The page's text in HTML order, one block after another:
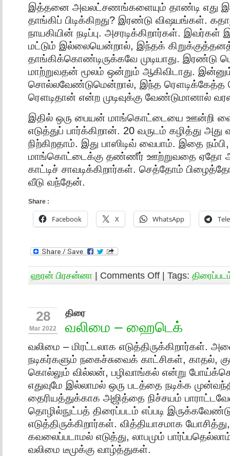
இத்தனை அவலட்சணங்களையும் தாண்டி எது
தாங்கிப் பிடிக்கிறது? இரண்டு விஷயங்கள்.
நாயகியின் நடிப்பு. அசரடிக்கிறார்கள். இவர்கள்
மட்டும் இல்லையென்றால், இந்தக்
தாங்கிக்கொண்டிருக்கவே முடியாது. இரண்டு
மாற்றுவதன் மூலம் ஒன்றும் ஆகிவிடாது.
சொல்லவேண்டுமென்றால், இந்த
ரௌடிதான் என்ற முடிவுக்கு வேண்டுமானால்
இதில் ஒரு பையன் மாங்கொட்டையை ஊன்றி
எடுத்துப் பார்க்கிறான். 20 வருடம் கழித்து அது
நிற்கிறதாம். இது பாஸிடிவ் வைபாம். இதை
மாங்கொட்டைக்கு தண்ணீர் ஊற்றுவதை ஏதோ
காட்டிச் சாவடிக்கிறார்கள். செத்தோம்
வீடு வந்தேன்.
Share :
Facebook X WhatsApp
ஹரன் பிரசன்னா | Comments Off | Tags:
28
Mar 2022
திரை
வலிமை – ஹைடெக்
வலிமை – மிரட்டலாக எடுத்திருக்கிறார்கள்.
நடிகர்களும் நகைச்சுவைக் காட்சிகள், காதல்,
கொல்லும் வில்லன், பழிவாங்கல் என்று
எதுவுமே இல்லாமல் ஒரு படத்தை நடிக்க
தைரியத்துக்காக அஜித்தை நிச்சயம்
தொழில்நுட்பத் திரைப்படம் எப்படி
எடுத்திருக்கிறார்கள். வித்தியாசமாக
கவலைப்படாமல் எடுத்து, லாபமும்
வலிமை டீமுக்கு வாழ்த்துகள்.